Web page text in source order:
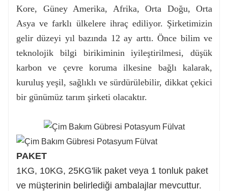
Kore, Güney Amerika, Afrika, Orta Doğu, Orta
Asya ve farklı ülkelere ihraç ediliyor. Şirketimizin
gelir düzeyi yıl bazında 12 ay arttı. Önce bilim ve
teknolojik bilgi birikiminin iyileştirilmesi, düşük
karbon ve çevre koruma ilkesine bağlı kalarak,
kuruluş yeşil, sağlıklı ve sürdürülebilir, dikkat çekici
bir günümüz tarım şirketi olacaktır.
PAKET
1KG, 10KG, 25KG'lik paket veya 1 tonluk paket
ve müşterinin belirlediği ambalajlar mevcuttur.